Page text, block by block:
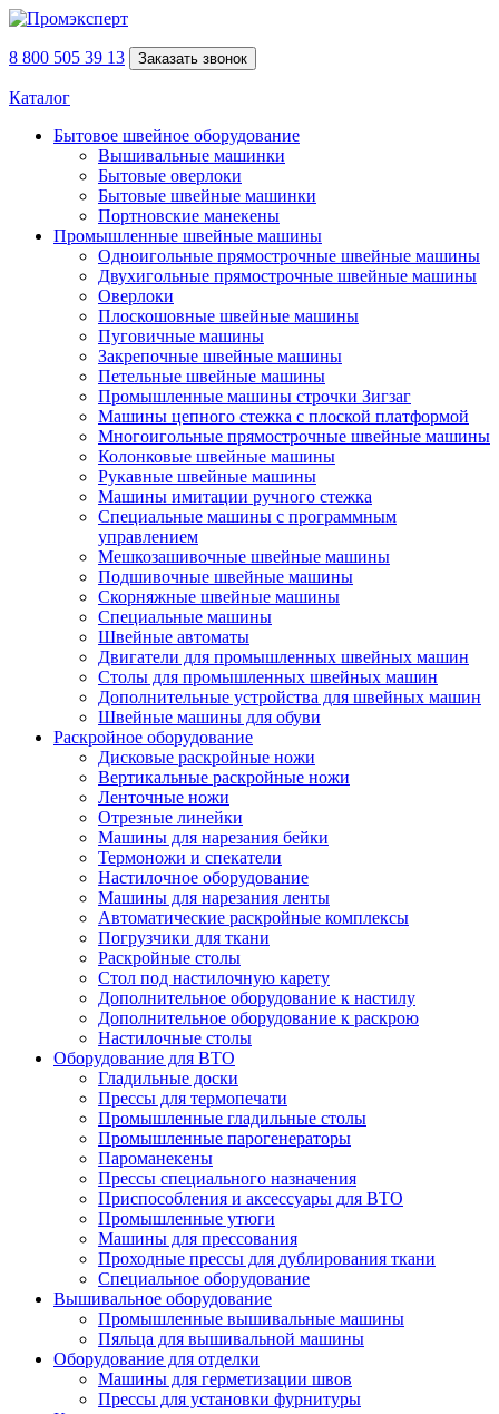
8 800 505 39 13 Заказать звонок
Каталог
Бытовое швейное оборудование
Вышивальные машинки
Бытовые оверлоки
Бытовые швейные машинки
Портновские манекены
Промышленные швейные машины
Одноигольные прямострочные швейные машины
Двухигольные прямострочные швейные машины
Оверлоки
Плоскошовные швейные машины
Пуговичные машины
Закрепочные швейные машины
Петельные швейные машины
Промышленные машины строчки Зигзаг
Машины цепного стежка с плоской платформой
Многоигольные прямострочные швейные машины
Колонковые швейные машины
Рукавные швейные машины
Машины имитации ручного стежка
Специальные машины с программным
управлением
Мешкозашивочные швейные машины
Подшивочные швейные машины
Скорняжные швейные машины
Специальные машины
Швейные автоматы
Двигатели для промышленных швейных машин
Столы для промышленных швейных машин
Дополнительные устройства для швейных машин
Швейные машины для обуви
Раскройное оборудование
Дисковые раскройные ножи
Вертикальные раскройные ножи
Ленточные ножи
Отрезные линейки
Машины для нарезания бейки
Термоножи и спекатели
Настилочное оборудование
Машины для нарезания ленты
Автоматические раскройные комплексы
Погрузчики для ткани
Раскройные столы
Стол под настилочную карету
Дополнительное оборудование к настилу
Дополнительное оборудование к раскрою
Настилочные столы
Оборудование для ВТО
Гладильные доски
Прессы для термопечати
Промышленные гладильные столы
Промышленные парогенераторы
Пароманекены
Прессы специального назначения
Приспособления и аксессуары для ВТО
Промышленные утюги
Машины для прессования
Проходные прессы для дублирования ткани
Специальное оборудование
Вышивальное оборудование
Промышленные вышивальные машины
Пяльца для вышивальной машины
Оборудование для отделки
Машины для герметизации швов
Прессы для установки фурнитуры